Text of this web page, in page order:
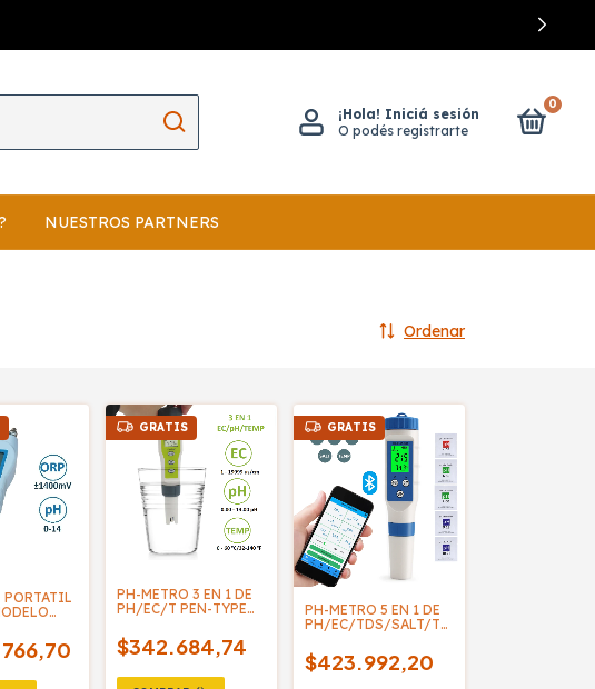
DE TODOS
¡Hola! Iniciá sesión
O podés registrarte
0
NUESTROS PARTNERS
Ordenar
PORTATIL
GRATIS
PH-METRO 3 EN 1 DE
PH/EC/T PEN-TYPE
- YIERYI
$342.684,74
GRATIS
PH-METRO 5 EN 1 DE
PH/EC/TDS/SALT/TEMP,
BACKLIGHT BLE-
9909
$423.992,20